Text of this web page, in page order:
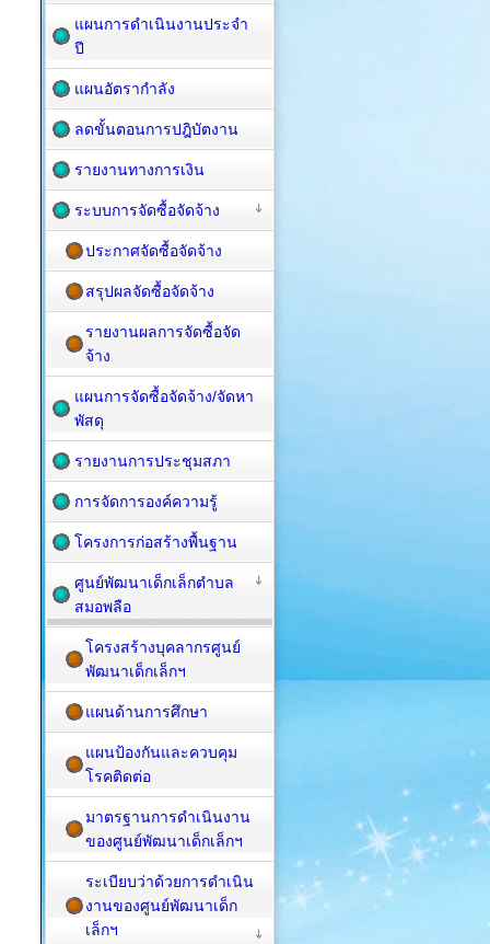
แผนการดำเนินงานประจำ
ปี
แผนอัตรากำลัง
ลดขั้นตอนการปฎิบัตงาน
รายงานทางการเงิน
ระบบการจัดซื้อจัดจ้าง
ประกาศจัดซื้อจัดจ้าง
สรุปผลจัดซื้อจัดจ้าง
รายงานผลการจัดซื้อจัด
จ้าง
แผนการจัดซื้อ​จัดจ้าง/จัดหา
พัสดุ
รายงานการประชุมสภา
การจัดการองค์ความรู้
โครงการก่อสร้างพื้นฐาน
ศูนย์พัฒนาเด็กเล็กตำบล
สมอพลือ
โครงสร้างบุคลากรศูนย์
พัฒนาเด็กเล็กฯ
แผนด้านการศึกษา
แผนป้องกันและควบคุม
โรคติดต่อ
มาตรฐานการดำเนินงาน
ของศูนย์พัฒนาเด็กเล็กฯ
ระเบียบว่าด้วยการดำเนิน
งานของศูนย์พัฒนาเด็ก
เล็กฯ